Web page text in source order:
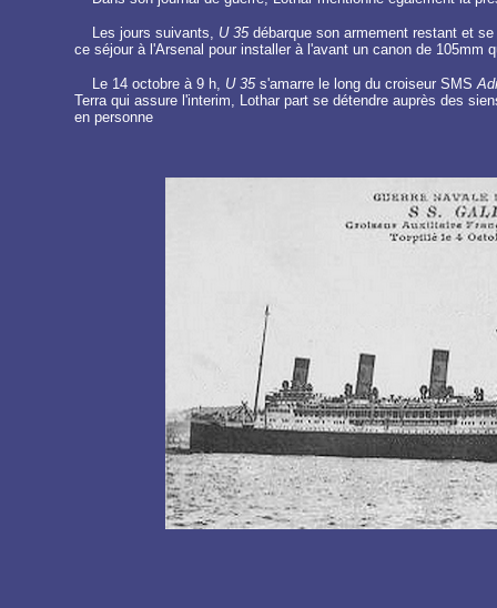
Les jours suivants, U 35débarque son armement restant et
ce séjour à l'Arsenal pour installer à l'avant un canon de 105mm
Le 14 octobre à 9 h, U 35s'amarre le long du croiseur SMS
Terra qui assure l'interim, Lothar part se détendre auprès des
en personne